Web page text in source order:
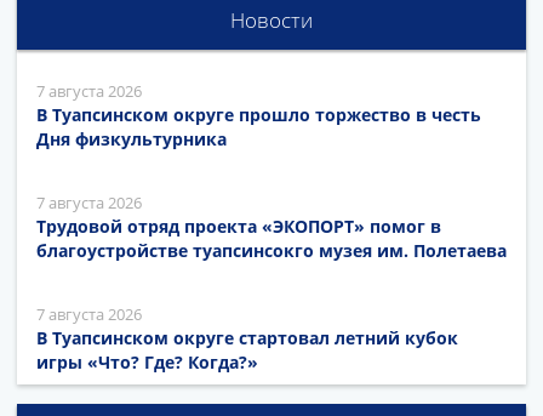
Новости
7 августа 2026
В Туапсинском округе прошло торжество в честь
Дня физкультурника
7 августа 2026
Трудовой отряд проекта «ЭКОПОРТ» помог в
благоустройстве туапсинсокго музея им. Полетаева
7 августа 2026
В Туапсинском округе стартовал летний кубок
игры «Что? Где? Когда?»